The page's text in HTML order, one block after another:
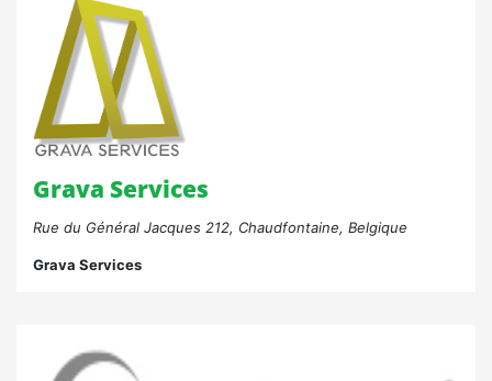
Grava Services
Rue du Général Jacques 212, Chaudfontaine, Belgique
Grava Services